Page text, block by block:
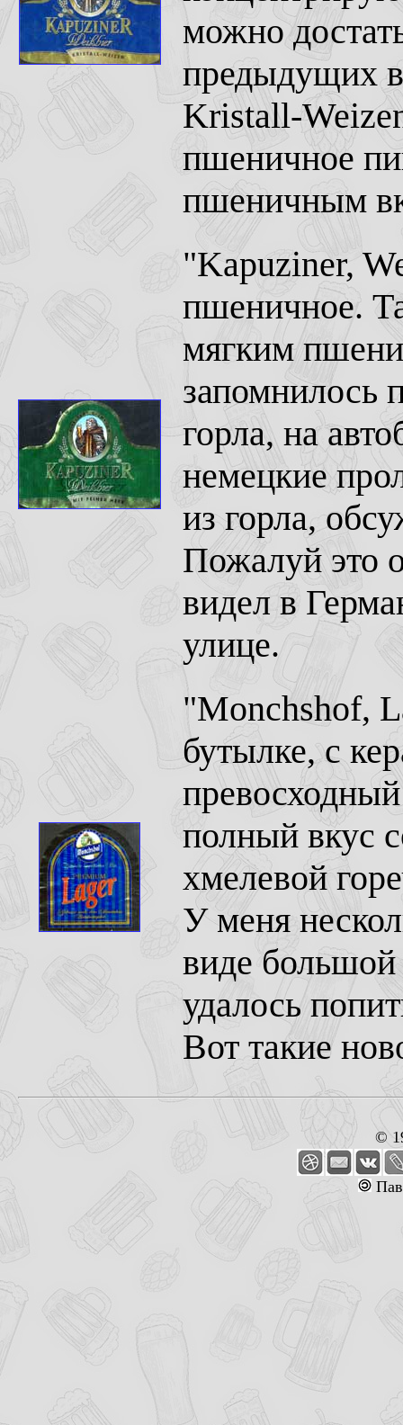
можно
предыдущих
Kristall-
пшеничное
пшеничным
"Kapuziner,
пшеничное.
мягким
запомнилось
горла, на
немецкие
из горла,
Пожалуй это
видел в
улице.
"Monchshof,
бутылке, с
полный вкус
хмелевой
У меня
виде
удалось
Вот такие
©